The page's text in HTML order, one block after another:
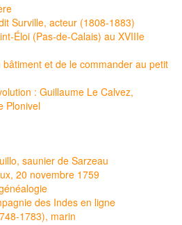
Surville, acteur (1808-1883)
Éloi (Pas-de-Calais) au XVIIIe
et de le commander au petit
: Guillaume Le Calvez,
Plonivel
saunier de Sarzeau
20 novembre 1759
des Indes en ligne
1783), marin